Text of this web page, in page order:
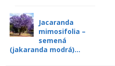
Jacaranda
mimosifolia –
semená
(jakaranda modrá)...